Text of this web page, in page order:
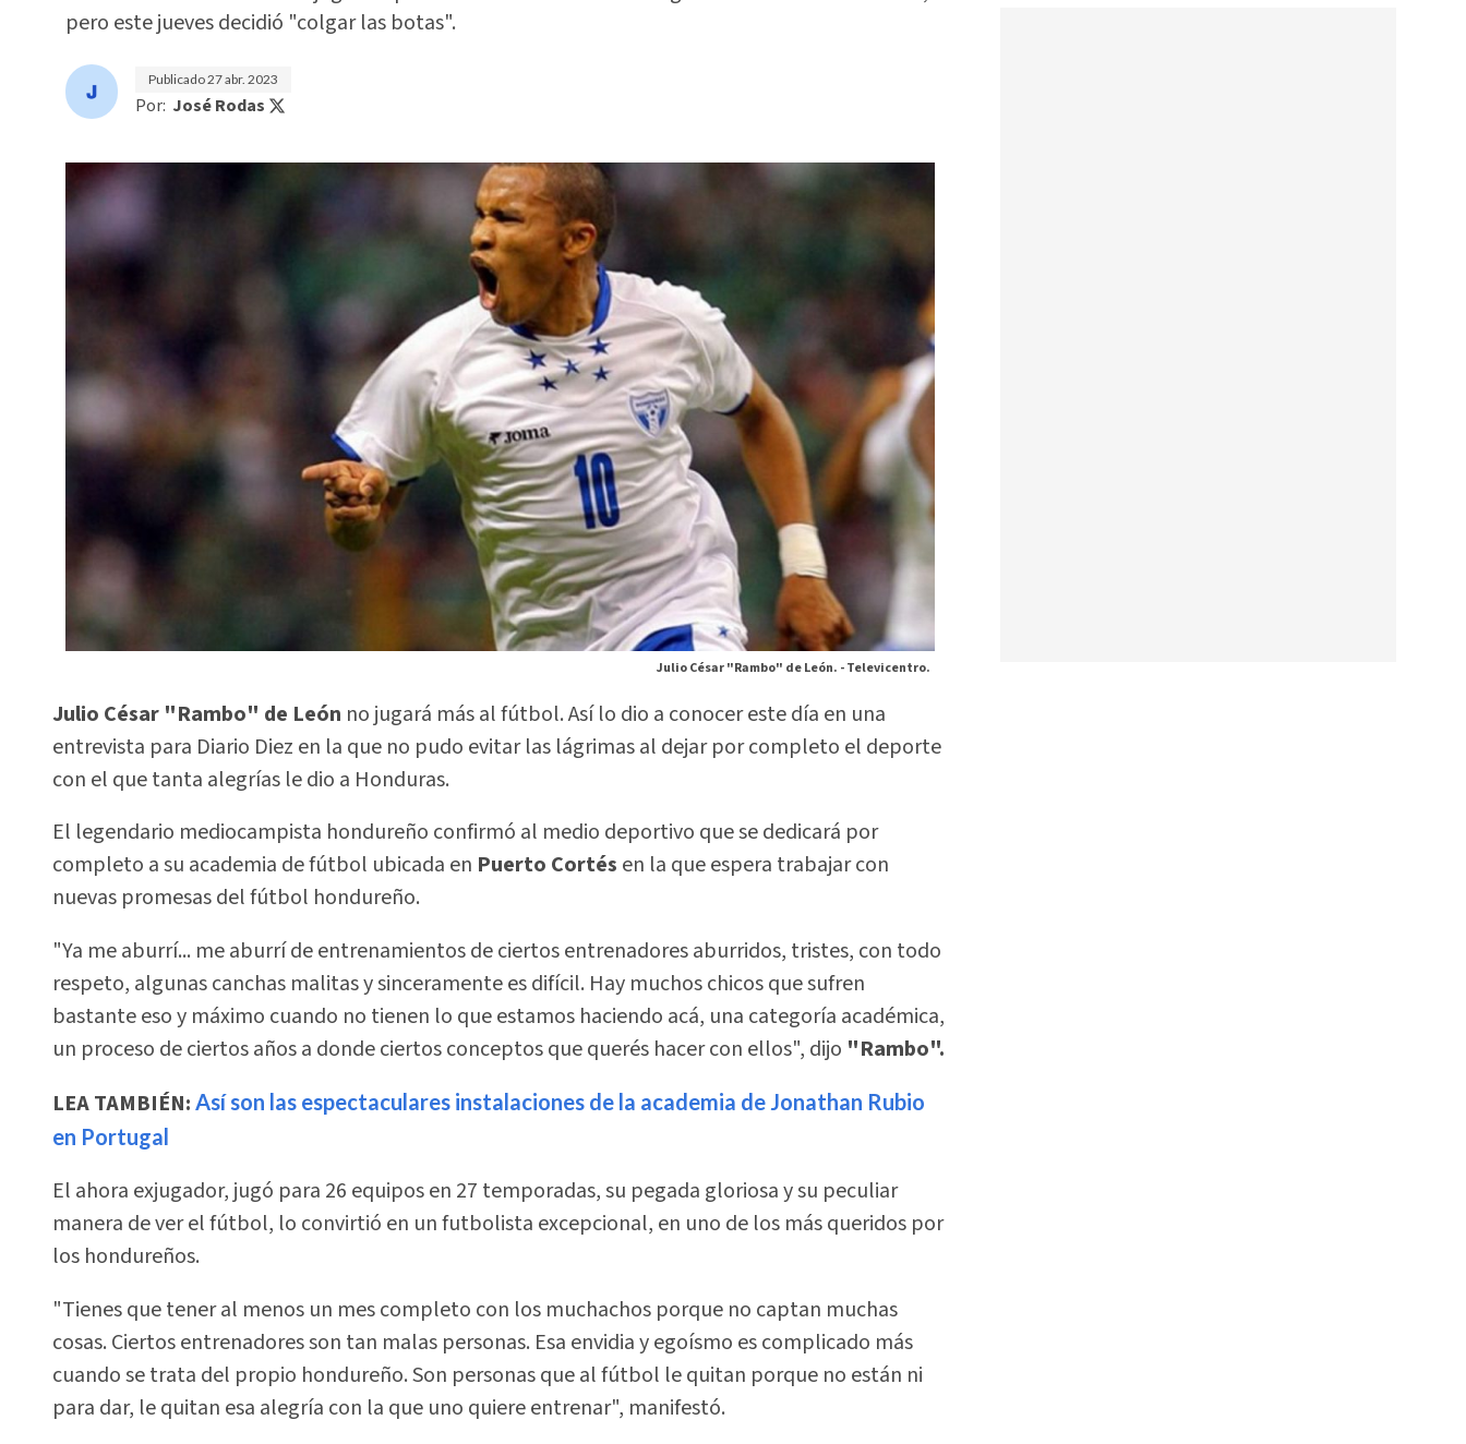
pero este jueves decidió "colgar las botas".
Publicado27 abr. 2023
Por: José Rodas
Julio César "Rambo" de León. -Televicentro.
Julio César "Rambo" de León no jugará más al fútbol. Así lo dio a conocer este día en una
entrevista para Diario Diez en la que no pudo evitar las lágrimas al dejar por completo el deporte
con el que tanta alegrías le dio a Honduras.
El legendario mediocampista hondureño confirmó al medio deportivo que se dedicará por
completo a su academia de fútbol ubicada en Puerto Cortés en la que espera trabajar con
nuevas promesas del fútbol hondureño.
"Ya me aburrí... me aburrí de entrenamientos de ciertos entrenadores aburridos, tristes, con todo
respeto, algunas canchas malitas y sinceramente es difícil. Hay muchos chicos que sufren
bastante eso y máximo cuando no tienen lo que estamos haciendo acá, una categoría académica,
un proceso de ciertos años a donde ciertos conceptos que querés hacer con ellos", dijo "Rambo".
LEA TAMBIÉN: Así son las espectaculares instalaciones de la academia de Jonathan Rubio
en Portugal
El ahora exjugador, jugó para 26 equipos en 27 temporadas, su pegada gloriosa y su peculiar
manera de ver el fútbol, lo convirtió en un futbolista excepcional, en uno de los más queridos por
los hondureños.
"Tienes que tener al menos un mes completo con los muchachos porque no captan muchas
cosas. Ciertos entrenadores son tan malas personas. Esa envidia y egoísmo es complicado más
cuando se trata del propio hondureño. Son personas que al fútbol le quitan porque no están ni
para dar, le quitan esa alegría con la que uno quiere entrenar", manifestó.